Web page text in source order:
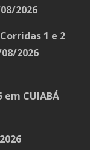
2026
1 e 2
2026
em CUIABÁ